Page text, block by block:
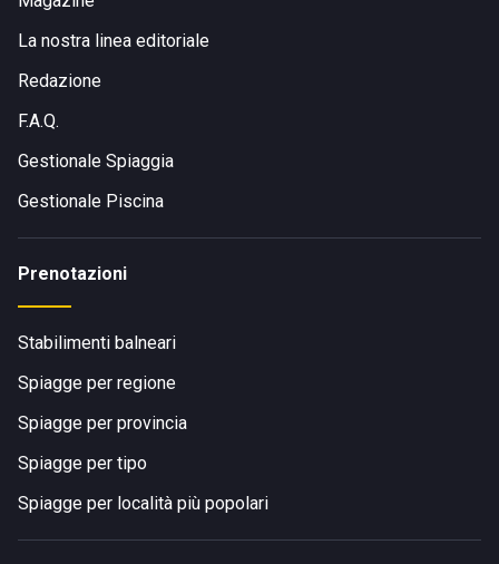
La nostra linea editoriale
Redazione
F.A.Q.
Gestionale Spiaggia
Gestionale Piscina
Prenotazioni
Stabilimenti balneari
Spiagge per regione
Spiagge per provincia
Spiagge per tipo
Spiagge per località più popolari